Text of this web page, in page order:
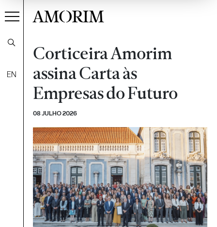
EN
AMORIM
Corticeira Amorim
assina Carta às
Empresas do Futuro
08 JULHO 2026